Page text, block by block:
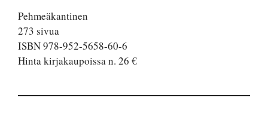
Pehmeäkantinen
273 sivua
ISBN 978-952-5658-60-6
Hinta kirjakaupoissa n. 26 €